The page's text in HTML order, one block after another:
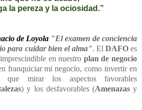
la pereza y la ociosidad.”
de Loyola "El examen de conciencia
para cuidar bien el alma". El DAFOes
en nuestro plan de negocio
franquiciar mi negocio, como invertir en
que mirar los aspectos favorables
) y los desfavorables (Amenazasy